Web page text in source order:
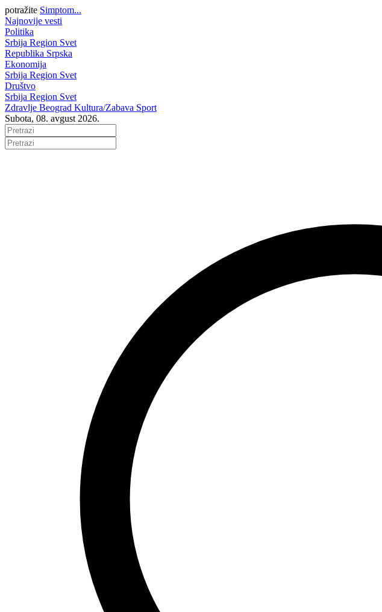
potražite Simptom...
Najnovije vesti
Politika
Srbija Region Svet
Republika Srpska
Ekonomija
Srbija Region Svet
Društvo
Srbija Region Svet
Zdravlje Beograd Kultura/Zabava Sport
Subota, 08. avgust 2026.